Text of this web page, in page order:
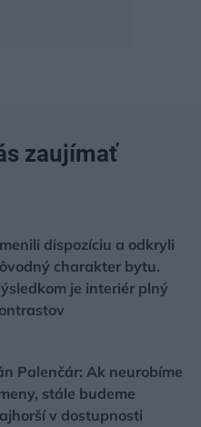
zaujímať
dispozíciu a odkryli
charakter bytu.
je interiér plný
Palenčár: Ak neurobíme
stále budeme
v dostupnosti